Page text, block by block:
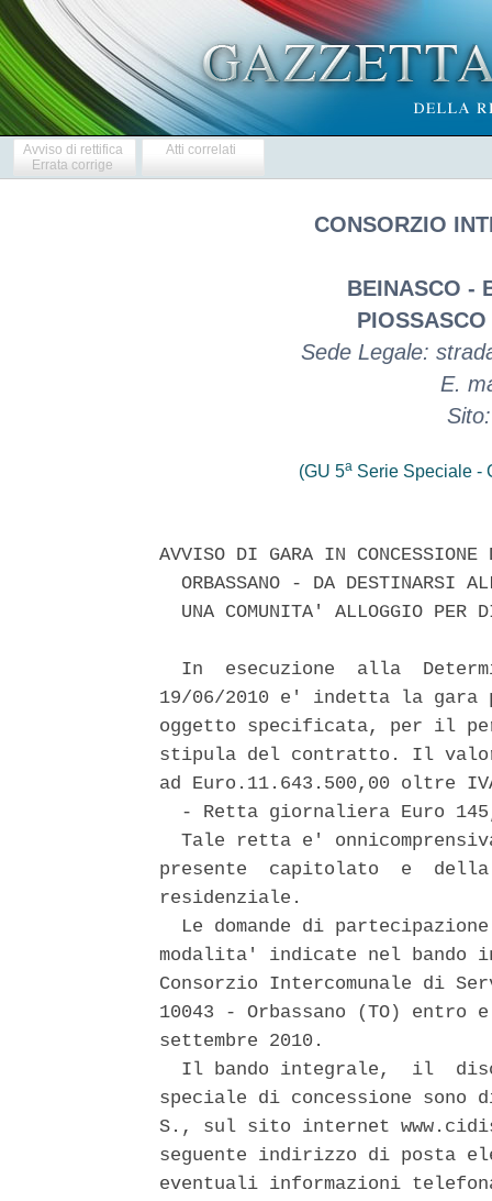
Avviso di rettifica
Errata corrige
Atti correlati
CONSORZIO
BEINASCO -
Sede Legale:
E.
(GU 5a Serie Speciale -
AVVISO DI GARA IN
ORBASSANO - DA DESTINARSI
UNA COMUNITA' ALLOGGIO PER
In  esecuzione  alla
19/06/2010 e' indetta la
oggetto specificata, per il
stipula del contratto. Il valore
ad Euro.11.643.500,00
- Retta giornaliera Euro
Tale retta e'
presente  capitolato  e
residenziale.
Le domande di
modalita' indicate nel bando
Consorzio Intercomunale di
10043 - Orbassano (TO)
settembre 2010.
Il bando integrale,  il
speciale di concessione
S., sul sito internet
seguente indirizzo di posta
eventuali informazioni